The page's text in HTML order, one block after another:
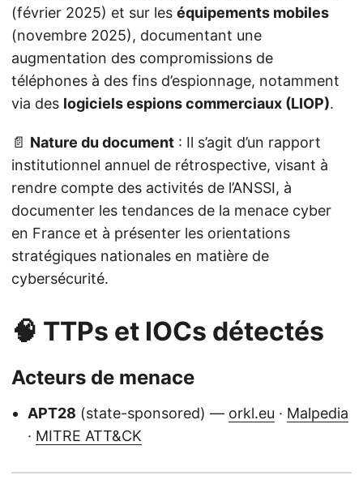
(février 2025) et sur les équipements mobiles
(novembre 2025), documentant une
augmentation des compromissions de
téléphones à des fins d’espionnage, notamment
via des logiciels espions commerciaux (LIOP).
📄 Nature du document : Il s’agit d’un rapport
institutionnel annuel de rétrospective, visant à
rendre compte des activités de l’ANSSI, à
documenter les tendances de la menace cyber
en France et à présenter les orientations
stratégiques nationales en matière de
cybersécurité.
🧠 TTPs et IOCs détectés
Acteurs de menace
APT28 (state-sponsored) — orkl.eu · Malpedia
· MITRE ATT&CK